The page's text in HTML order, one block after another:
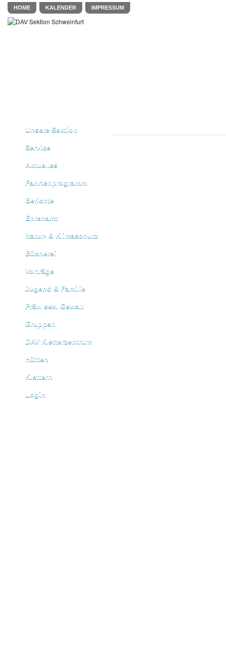
HOME KALENDER IMPRESSUM
Unsere Sektion
Service
Aktuelles
Fahrtenprogramm
Berichte
Ehrenamt
Natur- & Klimaschutz
Bücherei
Vorträge
Jugend & Familie
Präv. sex. Gewalt
Gruppen
DAV Kletterzentrum
Hütten
Klettern
Login